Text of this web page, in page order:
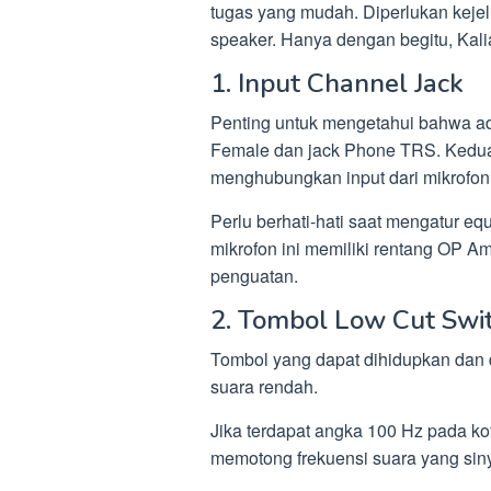
tugas yang mudah. Diperlukan
speaker. Hanya dengan begitu,
1. Input Channel Jack
Penting untuk mengetahui bahwa
Female dan jack Phone TRS.
menghubungkan input dari
Perlu berhati-hati saat mengatur
mikrofon ini memiliki rentang OP
penguatan.
2. Tombol Low Cut
Tombol yang dapat dihidupkan
suara rendah.
Jika terdapat angka 100 Hz pada
memotong frekuensi suara yang